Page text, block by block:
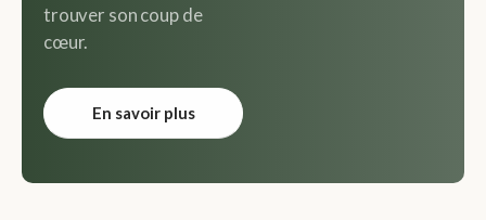
trouver son coup de
cœur.
En savoir plus